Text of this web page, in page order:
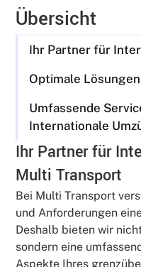
Übersicht
Ihr Partner für
Optimale
Umfassende
Internationale
Ihr Partner für
Multi Transport
Bei Multi Transport
und Anforderungen
Deshalb bieten wir
sondern eine
Aspekte Ihres